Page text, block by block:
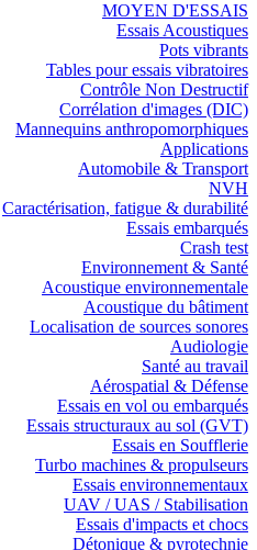
MOYEN D'ESSAIS
Essais Acoustiques
Pots vibrants
Tables pour essais vibratoires
Contrôle Non Destructif
Corrélation d'images (DIC)
Mannequins anthropomorphiques
Applications
Automobile & Transport
NVH
Caractérisation, fatigue & durabilité
Essais embarqués
Crash test
Environnement & Santé
Acoustique environnementale
Acoustique du bâtiment
Localisation de sources sonores
Audiologie
Santé au travail
Aérospatial & Défense
Essais en vol ou embarqués
Essais structuraux au sol (GVT)
Essais en Soufflerie
Turbo machines & propulseurs
Essais environnementaux
UAV / UAS / Stabilisation
Essais d'impacts et chocs
Détonique & pyrotechnie